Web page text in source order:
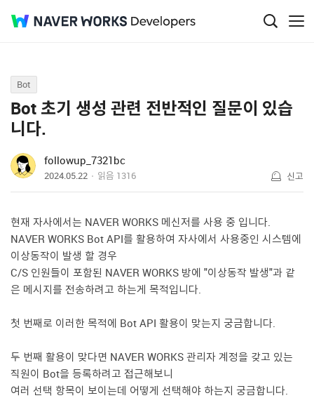
Q&A
Bot
Bot 초기 생성 관련 전반적인 질문이 있습
니다.
followup_7321bc
2024.05.22 읽음 1316 신고
현재 자사에서는 NAVER WORKS 메신저를 사용 중 입니다.
NAVER WORKS Bot API를 활용하여 자사에서 사용중인 시스템에
이상동작이 발생 할 경우
C/S 인원들이 포함된 NAVER WORKS 방에 "이상동작 발생"과 같
은 메시지를 전송하려고 하는게 목적입니다.
첫 번째로 이러한 목적에 Bot API 활용이 맞는지 궁금합니다.
두 번째 활용이 맞다면 NAVER WORKS 관리자 계정을 갖고 있는
직원이 Bot을 등록하려고 접근해보니
여러 선택 항목이 보이는데 어떻게 선택해야 하는지 궁금합니다.